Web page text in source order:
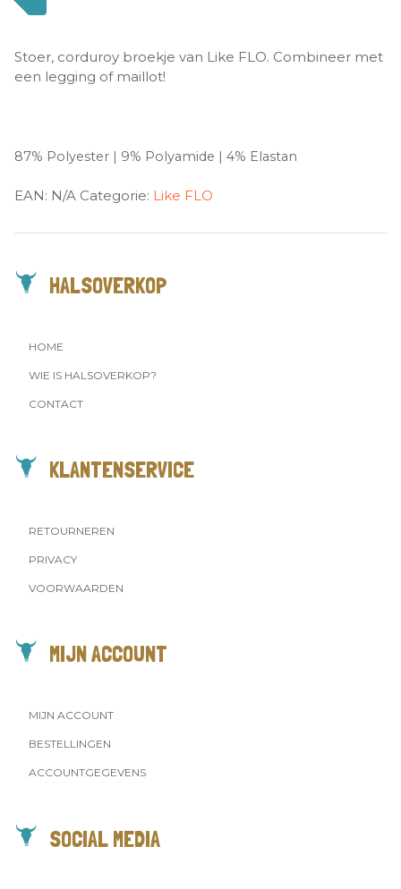
Stoer, corduroy broekje van Like FLO. Combineer met
een legging of maillot!
87% Polyester | 9% Polyamide | 4% Elastan
EAN: N/A Categorie: Like FLO
HALSOVERKOP
HOME
WIE IS HALSOVERKOP?
CONTACT
KLANTENSERVICE
RETOURNEREN
PRIVACY
VOORWAARDEN
MIJN ACCOUNT
MIJN ACCOUNT
BESTELLINGEN
ACCOUNTGEGEVENS
SOCIAL MEDIA